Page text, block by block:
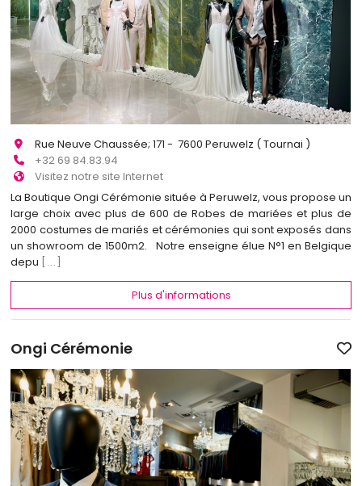
Rue Neuve Chaussée; 171 - 7600 Peruwelz ( Tournai )
+32 69 84.83.94
Visitez notre site Internet
La Boutique Ongi Cérémonie située à Peruwelz, vous propose un
large choix avec plus de 600 de Robes de mariées et plus de
2000 costumes de mariés et cérémonies qui sont exposés dans
un showroom de 1500m2. Notre enseigne élue N°1 en Belgique
depu [...]
Plus d'informations
Ongi Cérémonie